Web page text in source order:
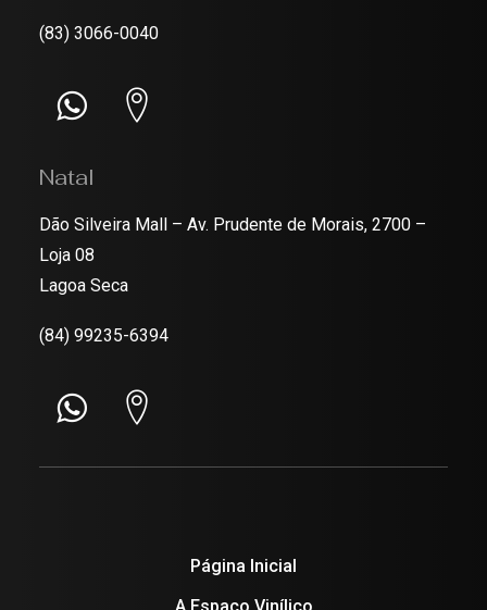
(83) 3066-0040
Natal
Dão Silveira Mall – Av. Prudente de Morais, 2700 –
Loja 08
Lagoa Seca
(84) 99235-6394
Página Inicial